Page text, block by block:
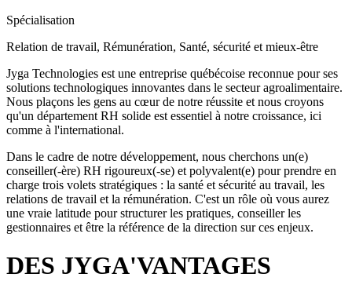
Spécialisation
Relation de travail, Rémunération, Santé, sécurité et mieux-être
Jyga Technologies est une entreprise québécoise reconnue pour ses
solutions technologiques innovantes dans le secteur agroalimentaire.
Nous plaçons les gens au cœur de notre réussite et nous croyons
qu'un département RH solide est essentiel à notre croissance, ici
comme à l'international.
Dans le cadre de notre développement, nous cherchons un(e)
conseiller(-ère) RH rigoureux(-se) et polyvalent(e) pour prendre en
charge trois volets stratégiques : la santé et sécurité au travail, les
relations de travail et la rémunération. C'est un rôle où vous aurez
une vraie latitude pour structurer les pratiques, conseiller les
gestionnaires et être la référence de la direction sur ces enjeux.
DES JYGA'VANTAGES